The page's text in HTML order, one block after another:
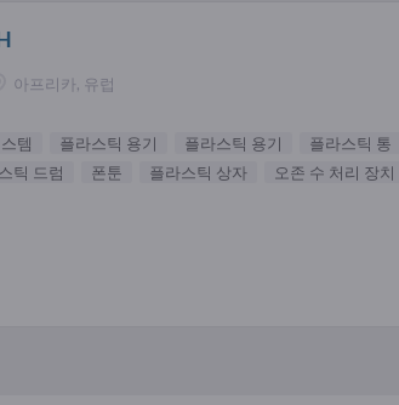
아프리카, 유럽
템 플라스틱 용기 플라스틱 용기
플라스틱 통
틱 드럼 폰툰 플라스틱 상자
오존 수 처리 장치